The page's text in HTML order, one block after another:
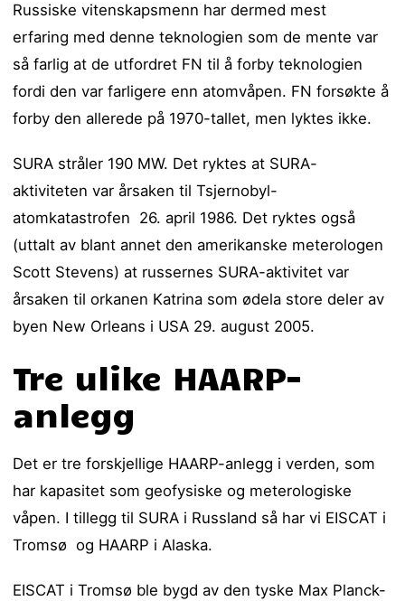
Russiske vitenskapsmenn har dermed mest
erfaring med denne teknologien som de mente var
så farlig at de utfordret FN til å forby teknologien
fordi den var farligere enn atomvåpen. FN forsøkte å
forby den allerede på 1970-tallet, men lyktes ikke.
SURA stråler 190 MW. Det ryktes at SURA-
aktiviteten var årsaken til Tsjernobyl-
atomkatastrofen 26. april 1986. Det ryktes også
(uttalt av blant annet den amerikanske meterologen
Scott Stevens) at russernes SURA-aktivitet var
årsaken til orkanen Katrina som ødela store deler av
byen New Orleans i USA 29. august 2005.
Tre ulike HAARP-
anlegg
Det er tre forskjellige HAARP-anlegg i verden, som
har kapasitet som geofysiske og meterologiske
våpen. I tillegg til SURA i Russland så har vi EISCAT i
Tromsø og HAARP i Alaska.
EISCAT i Tromsø ble bygd av den tyske Max Planck-